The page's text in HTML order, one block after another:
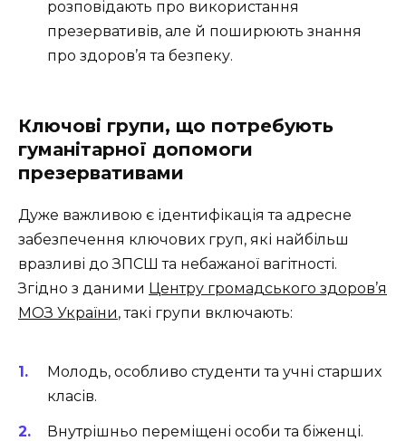
розповідають про використання
презервативів, але й поширюють знання
про здоров’я та безпеку.
Ключові групи, що потребують
гуманітарної допомоги
презервативами
Дуже важливою є ідентифікація та адресне
забезпечення ключових груп, які найбільш
вразливі до ЗПСШ та небажаної вагітності.
Згідно з даними Центру громадського здоров’я
МОЗ України, такі групи включають:
Молодь, особливо студенти та учні старших
класів.
Внутрішньо переміщені особи та біженці.